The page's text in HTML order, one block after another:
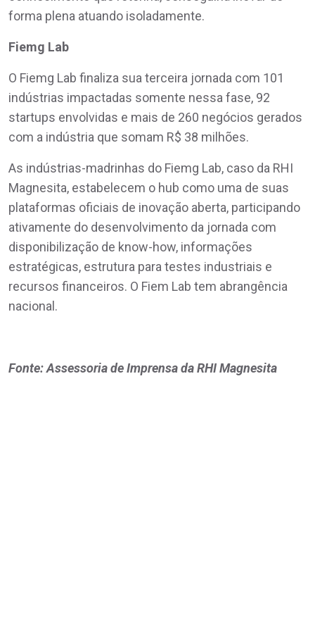
forma plena atuando isoladamente.
Fiemg Lab
O Fiemg Lab finaliza sua terceira jornada com 101
indústrias impactadas somente nessa fase, 92
startups envolvidas e mais de 260 negócios gerados
com a indústria que somam R$ 38 milhões.
As indústrias-madrinhas do Fiemg Lab, caso da RHI
Magnesita, estabelecem o hub como uma de suas
plataformas oficiais de inovação aberta, participando
ativamente do desenvolvimento da jornada com
disponibilização de know-how, informações
estratégicas, estrutura para testes industriais e
recursos financeiros. O Fiem Lab tem abrangência
nacional.
Fonte: Assessoria de Imprensa da RHI Magnesita